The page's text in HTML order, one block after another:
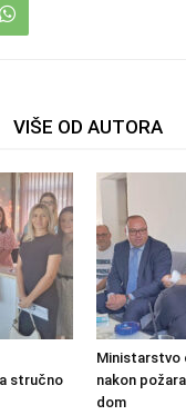
VIŠE OD AUTORA
stručno
Ministarstvo
nakon
dom